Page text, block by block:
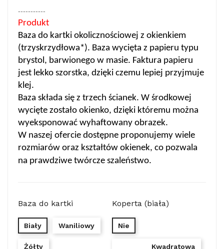
-----------
Produkt
Baza do kartki okolicznościowej z okienkiem
(trzyskrzydłowa*). Baza wycięta z papieru typu
brystol, barwionego w masie. Faktura papieru
jest lekko szorstka, dzięki czemu lepiej przyjmuje
klej.
Baza składa się z trzech ścianek. W środkowej
wycięte zostało okienko, dzięki któremu można
wyeksponować wyhaftowany obrazek.
W naszej ofercie dostępne proponujemy wiele
rozmiarów oraz kształtów okienek, co pozwala
na prawdziwe twórcze szaleństwo.
Baza do kartki
Biały Waniliowy
Żółty
Koperta (biała)
Nie
Kwadratowa